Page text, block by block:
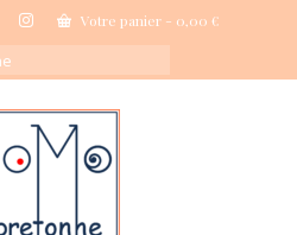
Votre panier - 0,00 €